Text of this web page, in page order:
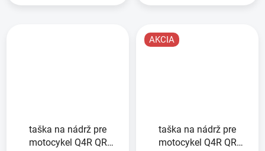
taška na nádrž pre
motocykel Q4R QR
AKCIA
taška na nádrž pre
motocykel Q4R QR